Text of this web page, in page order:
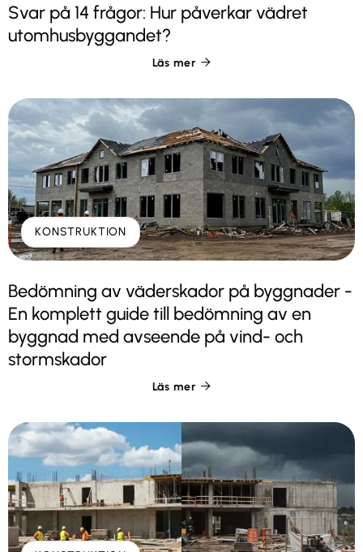
Svar på 14 frågor: Hur påverkar vädret
utomhusbyggandet?
Läs mer 
KONSTRUKTION
Bedömning av väderskador på byggnader -
En komplett guide till bedömning av en
byggnad med avseende på vind- och
stormskador
Läs mer 